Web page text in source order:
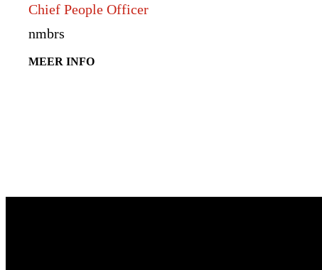
Chief People Officer
nmbrs
MEER INFO